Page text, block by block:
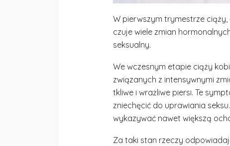
W pierwszym trymestrze
czuje wiele zmian
seksualny.
We wczesnym etapie ciąży
związanych z intensywnymi
tkliwe i wrażliwe piersi. Te
zniechęcić do uprawiania
wykazywać nawet większą
Za taki stan rzeczy